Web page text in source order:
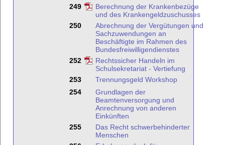
249
Berechnung der Krankenbezüge
und des Krankengeldzuschusses
250
Abrechnung der Vergütungen und
Sachzuwendungen an
Beschäftigte im Rahmen des
Bundesfreiwilligendienstes
252
Rechtssicher Handeln im
Schulsekretariat - Vertiefung
253
Trennungsgeld Workshop
254
Grundlagen der
Beamtenversorgung und
Anrechnung von anderen
Einkünften
255
Das Recht schwerbehinderter
Menschen